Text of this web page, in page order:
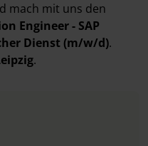
mach mit uns den
Engineer - SAP
Dienst (m/w/d).
.